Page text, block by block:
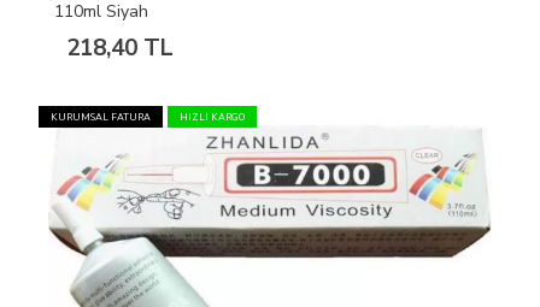
110ml Siyah
218,40 TL
KURUMSAL FATURA HIZLI KARGO